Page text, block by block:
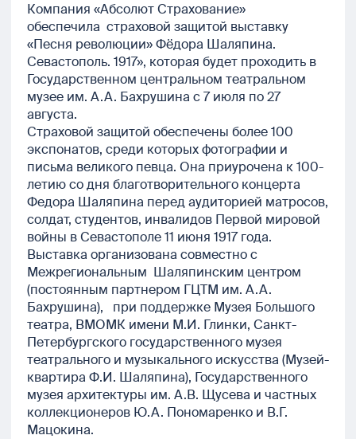
Компания «Абсолют Страхование»
обеспечила страховой защитой выставку
«Песня революции» Фёдора Шаляпина.
Севастополь. 1917», которая будет проходить в
Государственном центральном театральном
музее им. А.А. Бахрушина с 7 июля по 27
августа.
Страховой защитой обеспечены более 100
экспонатов, среди которых фотографии и
письма великого певца. Она приурочена к 100-
летию со дня благотворительного концерта
Федора Шаляпина перед аудиторией матросов,
солдат, студентов, инвалидов Первой мировой
войны в Севастополе 11 июня 1917 года.
Выставка организована совместно с
Межрегиональным Шаляпинским центром
(постоянным партнером ГЦТМ им. А.А.
Бахрушина), при поддержке Музея Большого
театра, ВМОМК имени М.И. Глинки, Санкт-
Петербургского государственного музея
театрального и музыкального искусства (Музей-
квартира Ф.И. Шаляпина), Государственного
музея архитектуры им. А.В. Щусева и частных
коллекционеров Ю.А. Пономаренко и В.Г.
Мацокина.